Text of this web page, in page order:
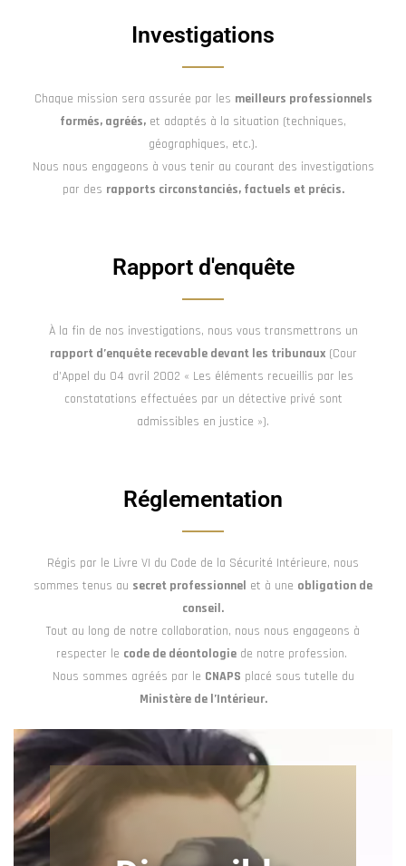
Investigations
Chaque mission sera assurée par les meilleurs professionnels
formés, agréés, et adaptés à la situation (techniques,
géographiques, etc.).
Nous nous engageons à vous tenir au courant des investigations
par des rapports circonstanciés, factuels et précis.
Rapport d'enquête
À la fin de nos investigations, nous vous transmettrons un
rapport d’enquête recevable devant les tribunaux(Cour
d’Appel du 04 avril 2002 « Les éléments recueillis par les
constatations effectuées par un détective privé sont
admissibles en justice »).
Réglementation
Régis par le Livre VI du Code de la Sécurité Intérieure, nous
sommes tenus au secret professionnel et à une obligation de
conseil.
Tout au long de notre collaboration, nous nous engageons à
respecter le code de déontologiede notre profession.
Nous sommes agréés par le CNAPS placé sous tutelle du
Ministère de l’Intérieur.